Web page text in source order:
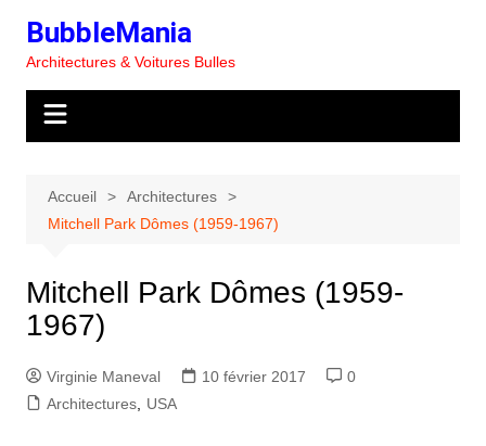
contenu
BubbleMania
Architectures & Voitures Bulles
Accueil
Architectures
Mitchell Park Dômes (1959-1967)
Mitchell Park Dômes (1959-
1967)
Virginie Maneval 10 février 2017
0
Architectures, USA